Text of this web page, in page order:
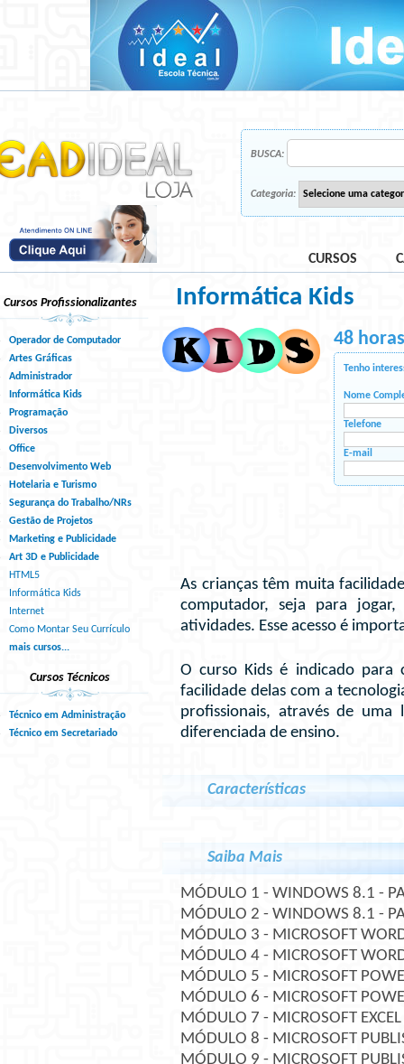
BUSCA:
Categoria:
CURSOS
Cursos Profissionalizantes
Operador de Computador
Artes Gráficas
Administrador
Informática Kids
Programação
Diversos
Office
Desenvolvimento Web
Hotelaria e Turismo
Segurança do Trabalho/NRs
Gestão de Projetos
Marketing e Publicidade
Art 3D e Publicidade
HTML5
Informática Kids
Internet
Como Montar Seu Currículo
mais cursos...
Cursos Técnicos
Técnico em Administração
Técnico em Secretariado
Informática Kids
48
Tenho
Nome
Telefone
E-mail
As crianças têm muita
computador, seja para
atividades. Esse acesso é
O curso Kids é indicado
facilidade delas com a
profissionais, através de
diferenciada de ensino.
Características
Saiba Mais
MÓDULO 1 - WINDOWS 8.1 -
MÓDULO 2 - WINDOWS 8.1 -
MÓDULO 3 - MICROSOFT
MÓDULO 4 - MICROSOFT
MÓDULO 5 - MICROSOFT
MÓDULO 6 - MICROSOFT
MÓDULO 7 - MICROSOFT EXCEL
MÓDULO 8 - MICROSOFT
MÓDULO 9 - MICROSOFT